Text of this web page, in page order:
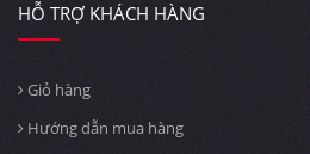
HỖ TRỢ KHÁCH HÀNG
Giỏ hàng
Hướng dẫn mua hàng